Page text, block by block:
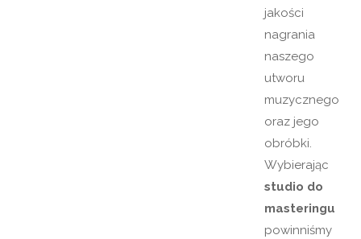
jakości
nagrania
naszego
utworu
muzycznego
oraz jego
obróbki.
Wybierając
studio do
masteringu
powinniśmy